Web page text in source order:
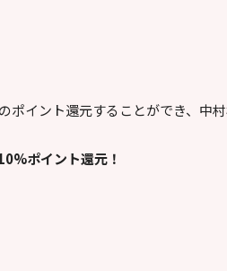
ポイント還元することができ、中
ポイント還元！